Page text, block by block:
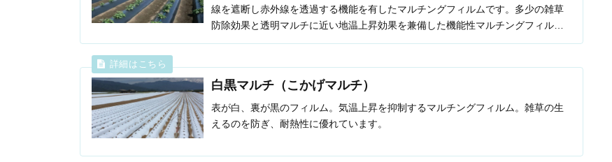
線を遮断し赤外線を透過する機能を有したマルチングフィルムです。多少の雑草
防除効果と透明マルチに近い地温上昇効果を兼備した機能性マルチングフィルム
です
白黒マルチ（こかげマルチ）
表が白、裏が黒のフィルム。気温上昇を抑制するマルチングフィルム。雑草の生
えるのを防ぎ、耐熱性に優れています。